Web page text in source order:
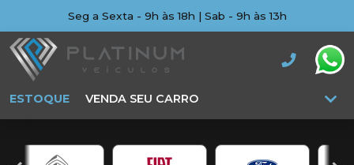
Seg a Sexta - 9h às 18h | Sab - 9h às 13h
ESTOQUE VENDA SEU CARRO